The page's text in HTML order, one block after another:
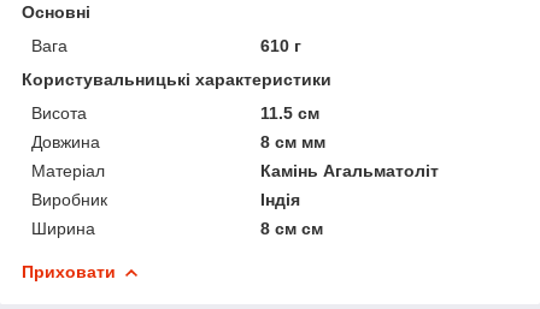
Основні
Вага
610 г
Користувальницькі характеристики
Висота
11.5 см
Довжина
8 см мм
Матеріал
Камінь Агальматоліт
Виробник
Індія
Ширина
8 см см
Приховати